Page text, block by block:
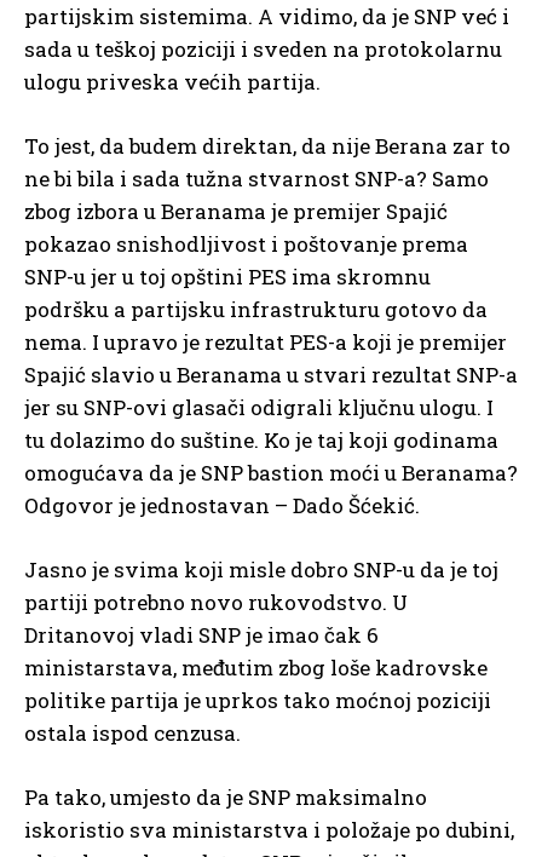
partijskim sistemima. A vidimo, da je SNP već i
sada u teškoj poziciji i sveden na protokolarnu
ulogu priveska većih partija.
To jest, da budem direktan, da nije Berana zar to
ne bi bila i sada tužna stvarnost SNP-a? Samo
zbog izbora u Beranama je premijer Spajić
pokazao snishodljivost i poštovanje prema
SNP-u jer u toj opštini PES ima skromnu
podršku a partijsku infrastrukturu gotovo da
nema. I upravo je rezultat PES-a koji je premijer
Spajić slavio u Beranama u stvari rezultat SNP-a
jer su SNP-ovi glasači odigrali ključnu ulogu. I
tu dolazimo do suštine. Ko je taj koji godinama
omogućava da je SNP bastion moći u Beranama?
Odgovor je jednostavan – Dado Šćekić.
Jasno je svima koji misle dobro SNP-u da je toj
partiji potrebno novo rukovodstvo. U
Dritanovoj vladi SNP je imao čak 6
ministarstava, međutim zbog loše kadrovske
politike partija je uprkos tako moćnoj poziciji
ostala ispod cenzusa.
Pa tako, umjesto da je SNP maksimalno
iskoristio sva ministarstva i položaje po dubini,